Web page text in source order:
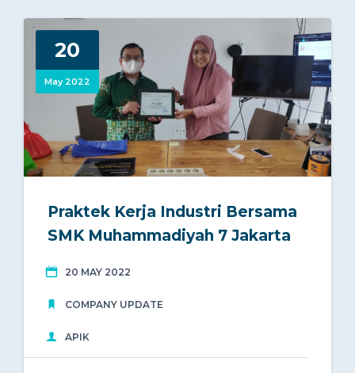
ini terbuka untuk umum.
20
May 2022
Praktek Kerja Industri Bersama
SMK Muhammadiyah 7 Jakarta
20 MAY 2022
COMPANY UPDATE
APIK